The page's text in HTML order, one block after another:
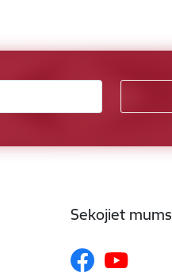
Sekojiet mums